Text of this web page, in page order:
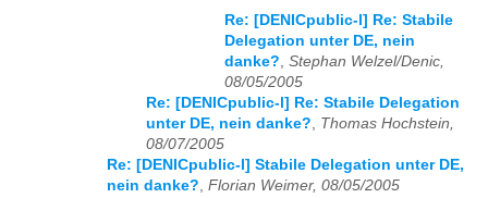
Re: [DENICpublic-l] Re: Stabile
Delegation unter DE, nein
danke?, Stephan Welzel/Denic,
08/05/2005
Re: [DENICpublic-l] Re: Stabile Delegation
unter DE, nein danke?, Thomas Hochstein,
08/07/2005
Re: [DENICpublic-l] Stabile Delegation unter DE,
nein danke?, Florian Weimer, 08/05/2005